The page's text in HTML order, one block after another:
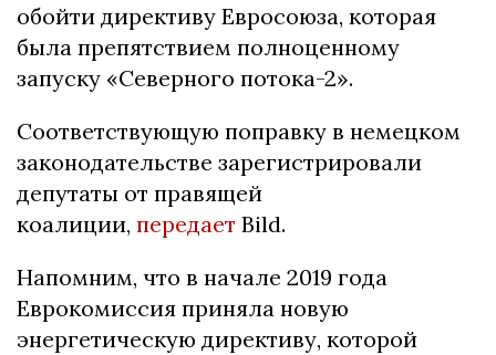
обойти директиву Евросоюза, которая
была препятствием полноценному
запуску «Северного потока-2».
Соответствующую поправку в немецком
законодательстве зарегистрировали
депутаты от правящей
коалиции, передает Bild.
Напомним, что в начале 2019 года
Еврокомиссия приняла новую
энергетическую директиву, которой